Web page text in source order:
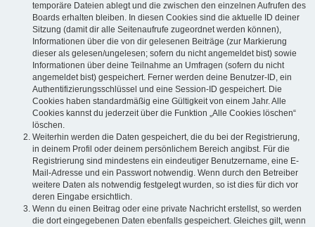
temporäre Dateien ablegt und die zwischen den einzelnen Aufrufen des
Boards erhalten bleiben. In diesen Cookies sind die aktuelle ID deiner
Sitzung (damit dir alle Seitenaufrufe zugeordnet werden können),
Informationen über die von dir gelesenen Beiträge (zur Markierung
dieser als gelesen/ungelesen; sofern du nicht angemeldet bist) sowie
Informationen über deine Teilnahme an Umfragen (sofern du nicht
angemeldet bist) gespeichert. Ferner werden deine Benutzer-ID, ein
Authentifizierungsschlüssel und eine Session-ID gespeichert. Die
Cookies haben standardmäßig eine Gültigkeit von einem Jahr. Alle
Cookies kannst du jederzeit über die Funktion „Alle Cookies löschen“
löschen.
Weiterhin werden die Daten gespeichert, die du bei der Registrierung,
in deinem Profil oder deinem persönlichem Bereich angibst. Für die
Registrierung sind mindestens ein eindeutiger Benutzername, eine E-
Mail-Adresse und ein Passwort notwendig. Wenn durch den Betreiber
weitere Daten als notwendig festgelegt wurden, so ist dies für dich vor
deren Eingabe ersichtlich.
Wenn du einen Beitrag oder eine private Nachricht erstellst, so werden
die dort eingegebenen Daten ebenfalls gespeichert. Gleiches gilt, wenn